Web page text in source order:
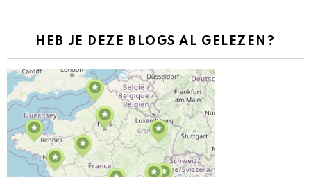
HEB JE DEZE BLOGS AL GELEZEN?